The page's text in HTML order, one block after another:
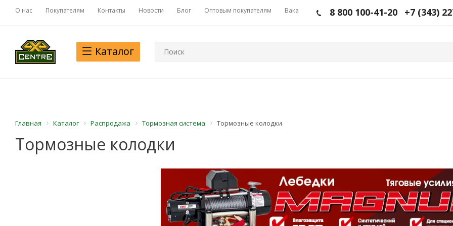
О нас Покупателям Контакты Новости Блог Оптовым покупателям Вакансии 8 800 100-41-20 +7 (343)
Каталог
Главная Каталог Распродажа Тормозная система Тормозные колодки
Тормозные колодки